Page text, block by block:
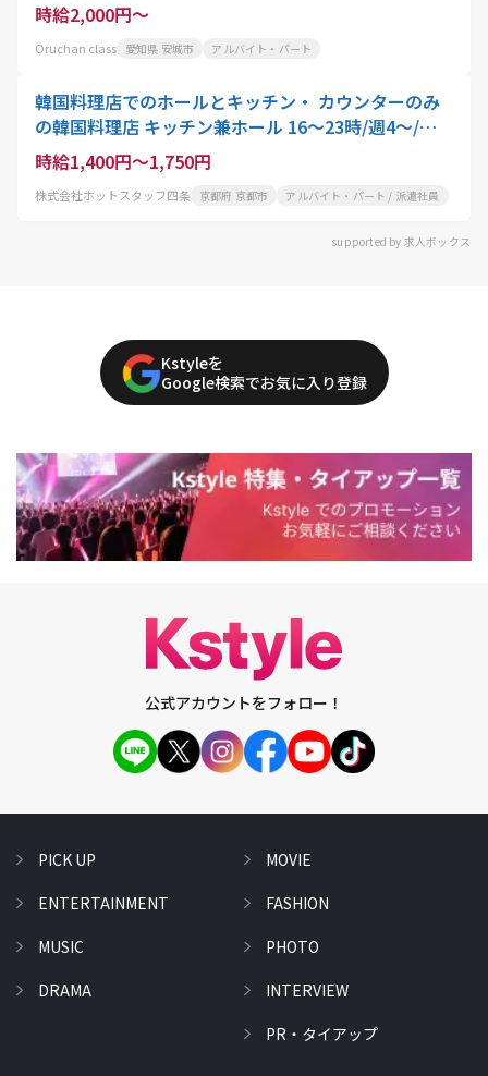
時給2,000円～
Oruchan class 愛知県 安城市 アルバイト・パート
韓国料理店でのホールとキッチン・ カウンターのみ
の韓国料理店 キッチン兼ホール 16～23時/週4～/時
給1400円
時給1,400円～1,750円
株式会社ホットスタッフ四条 京都府 京都市 アルバイト・パート / 派遣社員
supported by 求人ボックス
Kstyleを
Google検索でお気に入り登録
公式アカウントをフォロー！
PICK UP
ENTERTAINMENT
MUSIC
DRAMA
MOVIE
FASHION
PHOTO
INTERVIEW
PR・タイアップ